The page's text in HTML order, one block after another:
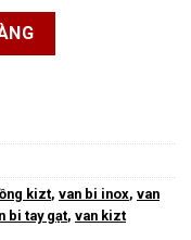
kizt, van bi inox, van
bi tay gạt, van kizt